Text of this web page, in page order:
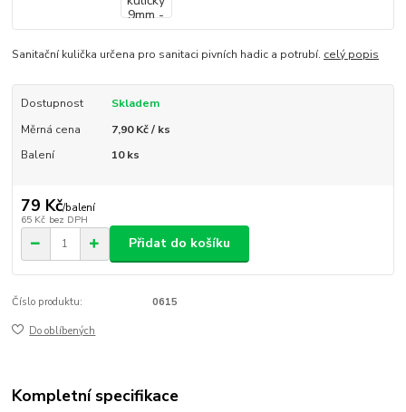
Sanitační kulička určena pro sanitaci pivních hadic a potrubí. celý popis
Dostupnost
Skladem
Měrná cena
7,90 Kč / ks
Balení
10 ks
79 Kč/balení
65 Kč bez DPH
Přidat do košíku
Číslo produktu: 0615
Do oblíbených
Kompletní specifikace